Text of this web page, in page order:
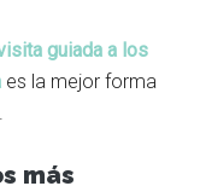
guiada a los
es la mejor forma
más